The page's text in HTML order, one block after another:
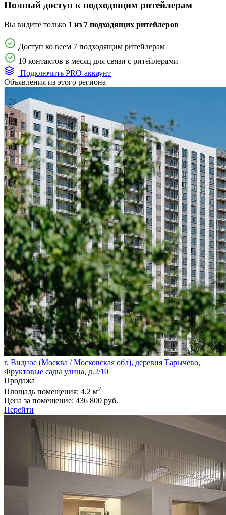
Полный доступ к подходящим ритейлерам
Вы видите только 1 из 7 подходящих ритейлеров
Доступ ко всем 7 подходящим ритейлерам
10 контактов в месяц для связи с ритейлерами
Подключить PRO-аккаунт
Объявления из этого региона
г. Видное (Москва / Московская обл), деревня Тарычево,
Фруктовые сады улица, д.2/10
Продажа
Площадь помещения: 4.2 м2
Цена за помещение: 436 800 руб.
Перейти